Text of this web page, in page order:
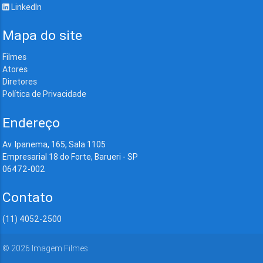
LinkedIn
Mapa do site
Filmes
Atores
Diretores
Política de Privacidade
Endereço
Av. Ipanema, 165, Sala 1105
Empresarial 18 do Forte, Barueri - SP
06472-002
Contato
(11) 4052-2500
© 2026 Imagem Filmes